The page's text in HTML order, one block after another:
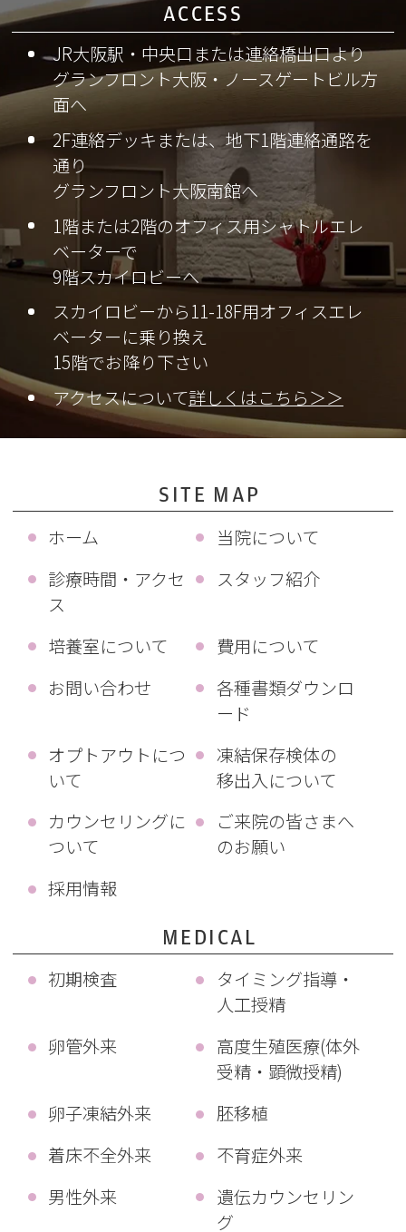
ACCESS
JR大阪駅・中央口または連絡橋出口より
グランフロント大阪・ノースゲートビル方
面へ
2F連絡デッキまたは、地下1階連絡通路を
通り
グランフロント大阪南館へ
1階または2階のオフィス用シャトルエレ
ベーターで
9階スカイロビーへ
スカイロビーから11-18F用オフィスエレ
ベーターに乗り換え
15階でお降り下さい
アクセスについて詳しくはこちら＞＞
SITE MAP
ホーム
当院について
診療時間・アクセ
ス
スタッフ紹介
培養室について
費用について
お問い合わせ
各種書類ダウンロ
ード
オプトアウトにつ
いて
凍結保存検体の
移出入について
カウンセリングに
ついて
ご来院の皆さまへ
のお願い
採用情報
MEDICAL
初期検査
タイミング指導・
人工授精
卵管外来
高度生殖医療(体外
受精・顕微授精)
卵子凍結外来
胚移植
着床不全外来
不育症外来
男性外来
遺伝カウンセリン
グ